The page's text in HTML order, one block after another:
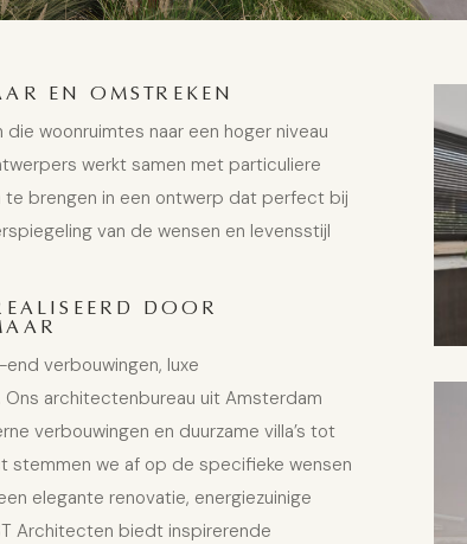
EN OMSTREKEN
woonruimtes naar een hoger niveau
werkt samen met particuliere
brengen in een ontwerp dat perfect bij
van de wensen en levensstijl
DOOR
verbouwingen, luxe
architectenbureau uit Amsterdam
verbouwingen en duurzame villa’s tot
stemmen we af op de specifieke wensen
elegante renovatie, energiezuinige
Architecten biedt inspirerende